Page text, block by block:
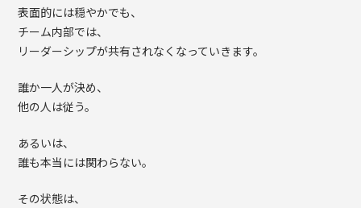
表面的には穏やかでも、
チーム内部では、
リーダーシップが共有されなくなっていきます。
誰か一人が決め、
他の人は従う。
あるいは、
誰も本当には関わらない。
その状態は、